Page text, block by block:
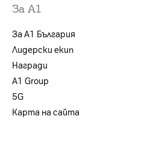
За А1
За А1 България
Лидерски екип
Награди
А1 Group
5G
Карта на сайта